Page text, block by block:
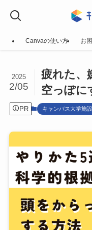
Canvaの使い方 お
疲れた、
空っぽに
2025
2/05
PR キャンバス大学施設